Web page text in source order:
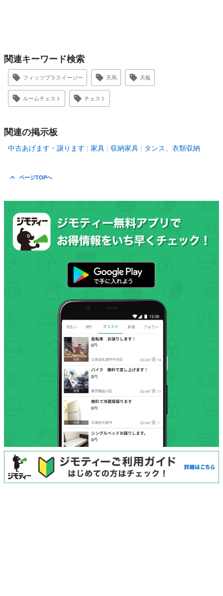
関連キーワード検索
フィッツプラスイージー 天馬 天板
ルームチェスト チェスト
関連の掲示板
中古あげます・譲ります 家具 収納家具 タンス、衣類収納
ページTOPへ